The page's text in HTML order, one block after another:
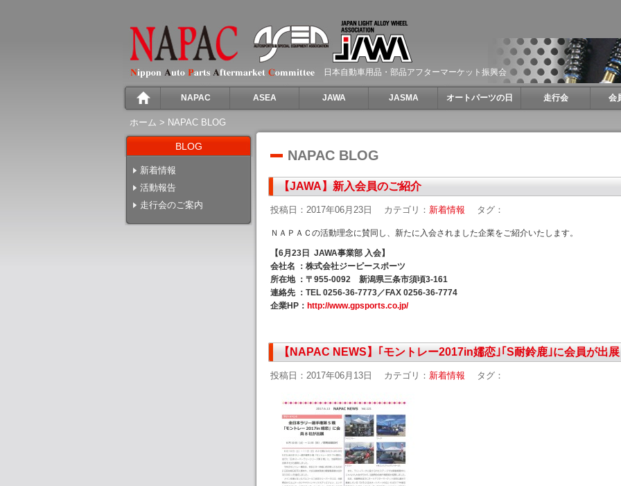
日本自動車用品・部品アフターマーケット振興会
NAPAC ASEA JAWA JASMA オートパーツの日 走行会 会
ホーム > NAPAC BLOG
BLOG
新着情報
活動報告
走行会のご案内
NAPAC BLOG
【JAWA】新入会員のご紹介
投稿日：2017年06月23日 カテゴリ： 新着情報 タグ：
ＮＡＰＡＣの活動理念に賛同し、新たに入会されました企業をご紹介いたします。
【6月23日 JAWA事業部 入会】
会社名 ：株式会社ジーピースポーツ
所在地 ：〒955-0092 新潟県三条市須頃3-161
連絡先 ：TEL 0256-36-7773／FAX 0256-36-7774
企業HP： http://www.gpsports.co.jp/
【NAPAC NEWS】｢モントレー2017in嬬恋｣｢S耐鈴鹿｣に会員が出展
投稿日：2017年06月13日 カテゴリ： 新着情報 タグ：